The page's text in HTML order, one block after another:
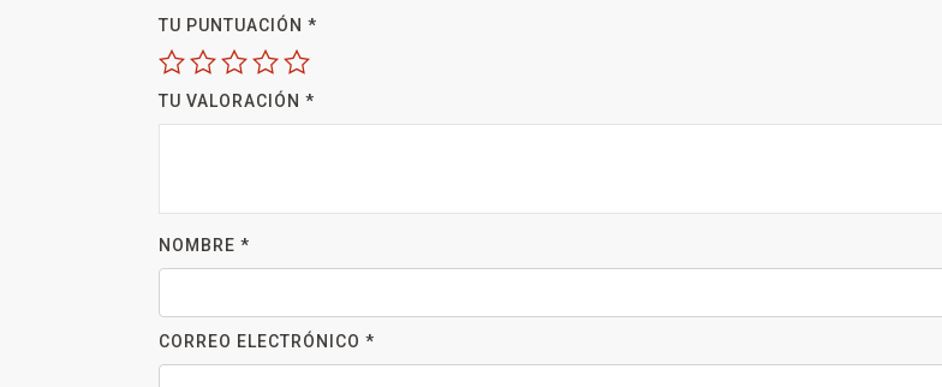
TU PUNTUACIÓN *
TU VALORACIÓN *
NOMBRE *
CORREO ELECTRÓNICO *